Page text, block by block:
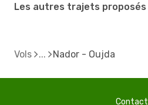
Les autres trajets proposés
Vols Nador - Oujda
Contact